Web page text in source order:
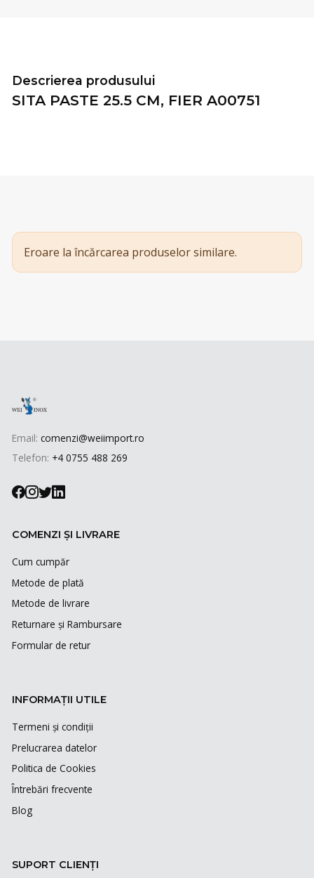
Descrierea produsului
SITA PASTE 25.5 CM, FIER A00751
Eroare la încărcarea produselor similare.
Email: comenzi@weiimport.ro
Telefon: +4 0755 488 269
COMENZI ȘI LIVRARE
Cum cumpăr
Metode de plată
Metode de livrare
Returnare și Rambursare
Formular de retur
INFORMAȚII UTILE
Termeni și condiții
Prelucrarea datelor
Politica de Cookies
Întrebări frecvente
Blog
SUPORT CLIENȚI